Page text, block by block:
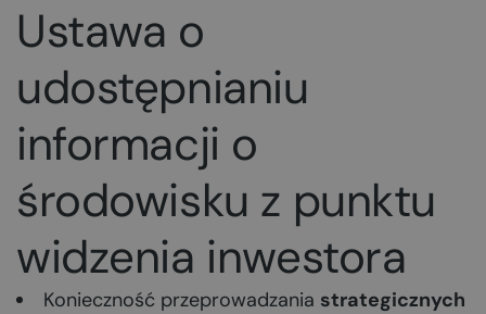
Ustawa o
udostępnianiu
informacji o
środowisku z punktu
widzenia inwestora
Konieczność przeprowadzania strategicznych